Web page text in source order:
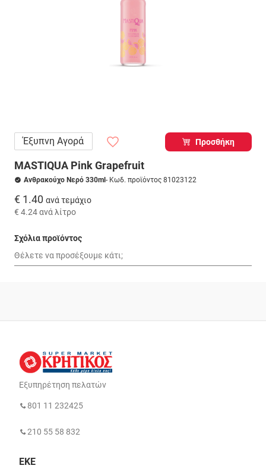
Έξυπνη Αγορά Προσθήκη
MASTIQUA Pink Grapefruit
Ανθρακούχο Νερό 330ml - Κωδ. προϊόντος 81023122
€ 1.40 ανά τεμάχιο
€ 4.24ανά λίτρο
Σχόλια προϊόντος
Εξυπηρέτηση πελατών
801 11 232425
210 55 58 832
ΕΚΕ